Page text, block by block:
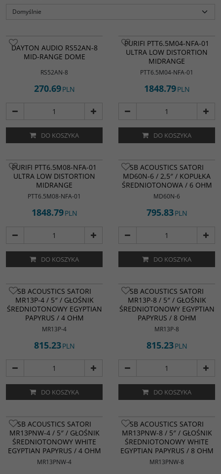
DAYTON AUDIO RS52AN-8
MID-RANGE DOME
RS52AN-8
270.69PLN
DO KOSZYKA
PURIFI PTT6.5M04-NFA-01
ULTRA LOW DISTORTION
MIDRANGE
PTT6.5M04-NFA-01
1848.79PLN
DO KOSZYKA
PURIFI PTT6.5M08-NFA-01
ULTRA LOW DISTORTION
MIDRANGE
PTT6.5M08-NFA-01
1848.79PLN
DO KOSZYKA
SB ACOUSTICS SATORI
MD60N-6 / 2,5″ / KOPUŁKA
ŚREDNIOTONOWA / 6 OHM
MD60N-6
795.83PLN
DO KOSZYKA
SB ACOUSTICS SATORI
MR13P-4 / 5″ / GŁOŚNIK
ŚREDNIOTONOWY EGYPTIAN
PAPYRUS / 4 OHM
MR13P-4
815.23PLN
DO KOSZYKA
SB ACOUSTICS SATORI
MR13P-8 / 5″ / GŁOŚNIK
ŚREDNIOTONOWY EGYPTIAN
PAPYRUS / 8 OHM
MR13P-8
815.23PLN
DO KOSZYKA
SB ACOUSTICS SATORI
MR13PNW-4 / 5″ / GŁOŚNIK
ŚREDNIOTONOWY WHITE
EGYPTIAN PAPYRUS / 4 OHM
MR13PNW-4
SB ACOUSTICS SATORI
MR13PNW-8 / 5″ / GŁOŚNIK
ŚREDNIOTONOWY WHITE
EGYPTIAN PAPYRUS / 8 OHM
MR13PNW-8